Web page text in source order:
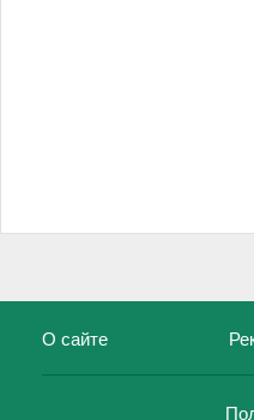
О сайте